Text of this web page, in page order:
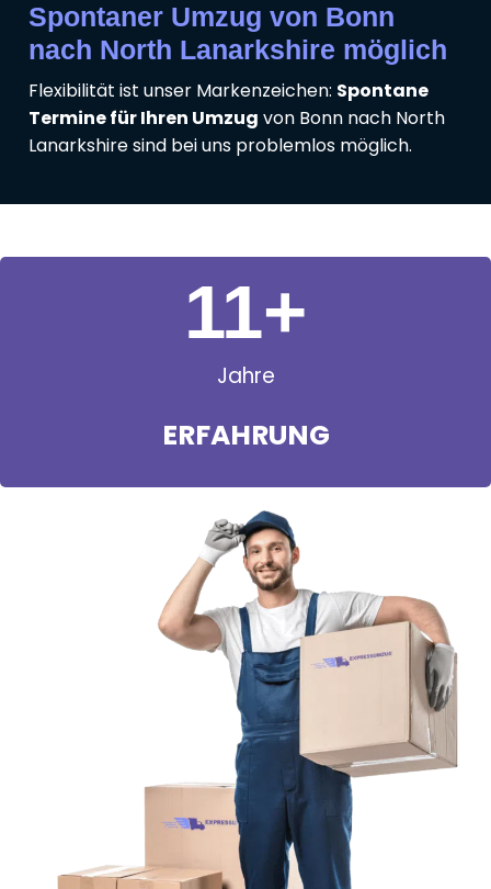
Spontaner Umzug von Bonn
nach North Lanarkshire möglich
Flexibilität ist unser Markenzeichen: Spontane
Termine für Ihren Umzug von Bonn nach North
Lanarkshire sind bei uns problemlos möglich.
Jahre
ERFAHRUNG
11+